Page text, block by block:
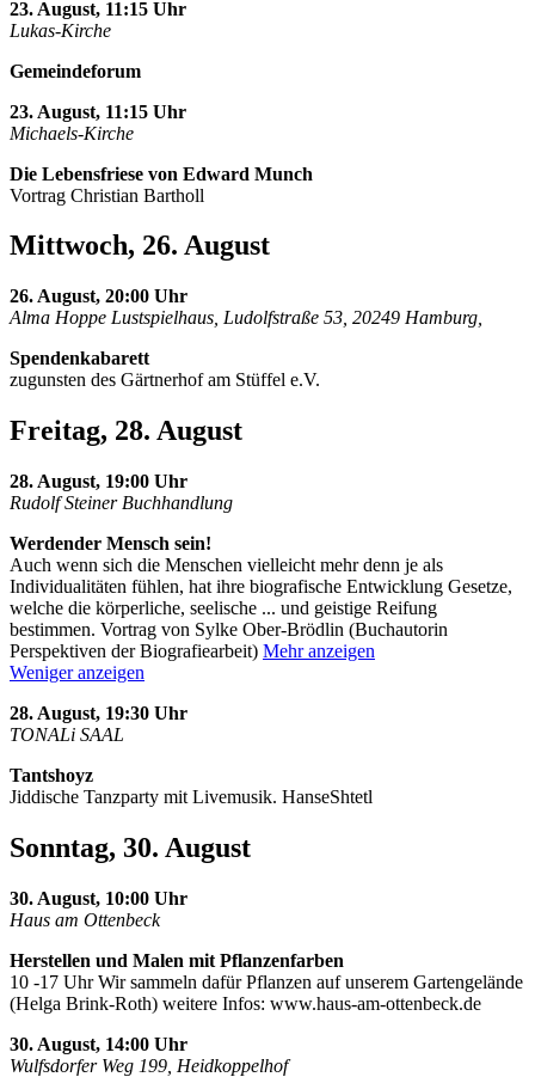
23. August, 11:15 Uhr
Lukas-Kirche
Gemeindeforum
23. August, 11:15 Uhr
Michaels-Kirche
Die Lebensfriese von Edward Munch
Vortrag Christian Bartholl
Mittwoch, 26. August
26. August, 20:00 Uhr
Alma Hoppe Lustspielhaus, Ludolfstraße 53, 20249 Hamburg,
Spendenkabarett
zugunsten des Gärtnerhof am Stüffel e.V.
Freitag, 28. August
28. August, 19:00 Uhr
Rudolf Steiner Buchhandlung
Werdender Mensch sein!
Auch wenn sich die Menschen vielleicht mehr denn je als
Individualitäten fühlen, hat ihre biografische Entwicklung Gesetze,
welche die körperliche, seelische ... und geistige Reifung
bestimmen. Vortrag von Sylke Ober-Brödlin (Buchautorin
Perspektiven der Biografiearbeit) Mehr anzeigen
Weniger anzeigen
28. August, 19:30 Uhr
TONALi SAAL
Tantshoyz
Jiddische Tanzparty mit Livemusik. HanseShtetl
Sonntag, 30. August
30. August, 10:00 Uhr
Haus am Ottenbeck
Herstellen und Malen mit Pflanzenfarben
10 -17 Uhr Wir sammeln dafür Pflanzen auf unserem Gartengelände
(Helga Brink-Roth) weitere Infos: www.haus-am-ottenbeck.de
30. August, 14:00 Uhr
Wulfsdorfer Weg 199, Heidkoppelhof